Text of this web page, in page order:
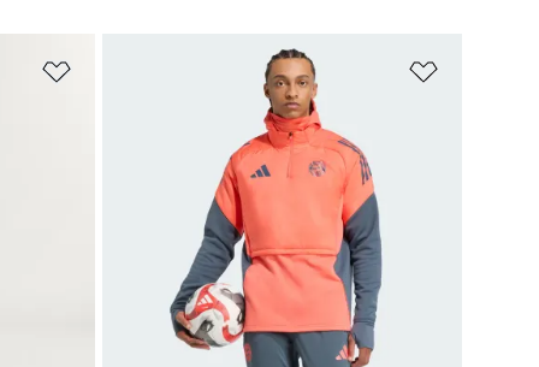
Zur Wunschliste hinzufügen